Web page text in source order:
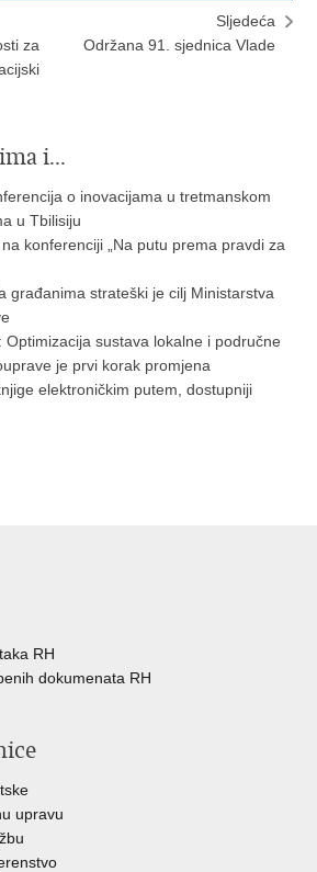
za
Sljedeća
Održana 91. sjednica Vlade
i...
o inovacijama u tretmanskom
u Tbilisiju
konferenciji „Na putu prema pravdi za
građanima strateški je cilj Ministarstva
Optimizacija sustava lokalne i područne
je prvi korak promjena
elektroničkim putem, dostupniji
RH
dokumenata RH
upravu